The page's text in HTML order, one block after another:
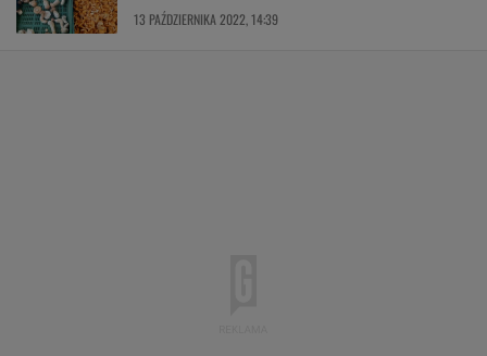
13 PAŹDZIERNIKA 2022, 14:39